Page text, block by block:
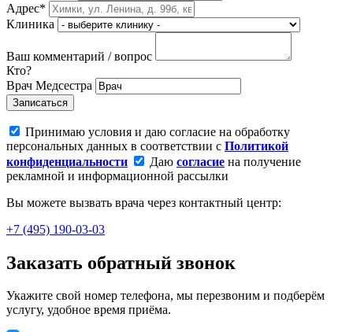
Адрес*
Клиника
Ваш комментарий / вопрос
Кто?
Врач Медсестра
Записаться
Принимаю условия и даю согласие на обработку
персональных данных в соответствии с Политикой
конфиденциальности
Даю согласие на получение
рекламной и информационной рассылки
Вы можете вызвать врача через контактный центр:
+7 (495) 190-03-03
Заказать обратный звонок
Укажите свой номер телефона, мы перезвоним и подберём
услугу, удобное время приёма.